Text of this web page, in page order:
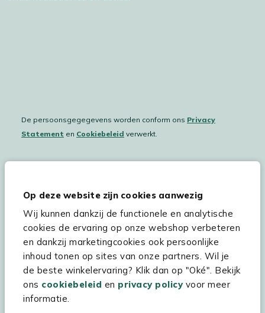
Op deze website zijn cookies aanwezig
Wij kunnen dankzij de functionele en analytische
cookies de ervaring op onze webshop verbeteren
en dankzij marketingcookies ook persoonlijke
inhoud tonen op sites van onze partners. Wil je
de beste winkelervaring? Klik dan op "Oké". Bekijk
ons cookiebeleid en privacy policyvoor meer
informatie.
De persoonsgegegevens worden conform ons Privacy
Statement en Cookiebeleid verwerkt.
Hulp & service
Assortiment
Kees Smit Tuinmeubelen
Experience Stores XXL